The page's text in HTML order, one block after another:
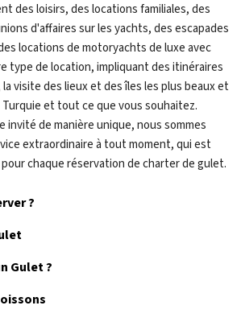
des loisirs, des locations familiales, des
d'affaires sur les yachts, des escapades
locations de motoryachts de luxe avec
type de location, impliquant des itinéraires
visite des lieux et des îles les plus beaux et
et tout ce que vous souhaitez.
invité de manière unique, nous sommes
extraordinaire à tout moment, qui est
chaque réservation de charter de gulet.
?
Gulet ?